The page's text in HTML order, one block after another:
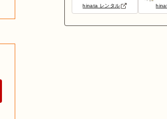
hinata レンタル